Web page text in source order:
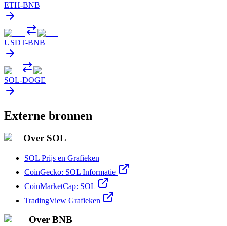
ETH-BNB
USDT-BNB
SOL-DOGE
Externe bronnen
Over SOL
SOL Prijs en Grafieken
CoinGecko: SOL Informatie
CoinMarketCap: SOL
TradingView Grafieken
Over BNB